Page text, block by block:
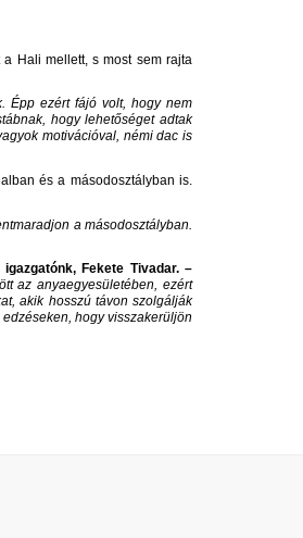
Hali mellett, s most sem rajta
Épp ezért fájó volt, hogy nem
hogy lehetőséget adtak
motivációval, némi dac is
és a másodosztályban is.
a másodosztályban.
Fekete Tivadar. –
az anyaegyesületében, ezért
akik hosszú távon szolgálják
hogy visszakerüljön